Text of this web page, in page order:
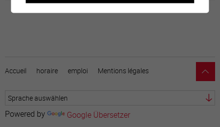
Accueil horaire emploi Mentions légales
Powered by Google Übersetzer